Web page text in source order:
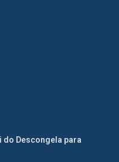
do Descongela para